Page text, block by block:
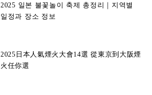
2025 일본 불꽃놀이 축제 총정리｜지역별
일정과 장소 정보
2025日本人氣煙火大會14選 從東京到大阪煙
火任你選